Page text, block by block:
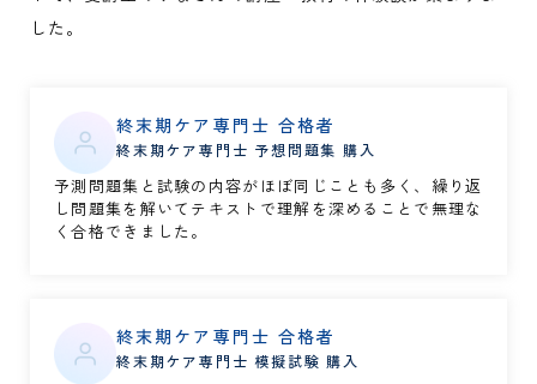
した。
終末期ケア専門士 合格者
終末期ケア専門士 予想問題集 購入
予測問題集と試験の内容がほぼ同じことも多く、繰り返
し問題集を解いてテキストで理解を深めることで無理な
く合格できました。
終末期ケア専門士 合格者
終末期ケア専門士 模擬試験 購入